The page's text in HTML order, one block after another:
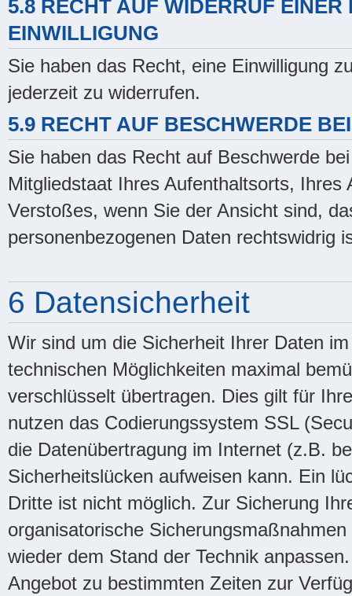
5.8 RECHT AUF WIDERRUF
EINWILLIGUNG
Sie haben das Recht, eine Einwilligung
jederzeit zu widerrufen.
5.9 RECHT AUF BESCHWERDE
Sie haben das Recht auf Beschwerde
Mitgliedstaat Ihres Aufenthaltsorts,
Verstoßes, wenn Sie der Ansicht sind,
personenbezogenen Daten rechtswidrig
6 Datensicherheit
Wir sind um die Sicherheit Ihrer Daten
technischen Möglichkeiten maximal
verschlüsselt übertragen. Dies gilt für
nutzen das Codierungssystem SSL
die Datenübertragung im Internet (z.B.
Sicherheitslücken aufweisen kann. Ein
Dritte ist nicht möglich. Zur Sicherung
organisatorische
wieder dem Stand der Technik
Angebot zu bestimmten Zeiten zur